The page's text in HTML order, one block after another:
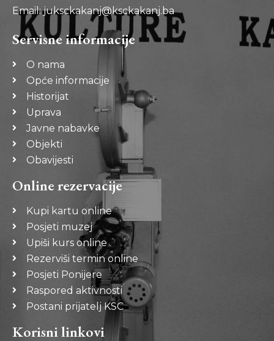
Email: juksckakanj@ksckakanj.ba
Servisne informacije
O nama
Opće informacije
Historijat
Uprava
Javne nabavke
Objekti
Obavijesti
Online rezervacije
Kupi kartu online
Posjeti muzej
Upiši kurs online
Rezerviši termin online
Posjeti Ponijere
Raspored aktivnosti
Postani prijatelj KSC
Korisni linkovi